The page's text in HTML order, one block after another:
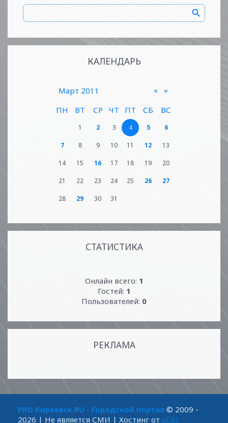
КАЛЕНДАРЬ
«
Март 2011
»
ПН
ВТ СР ЧТ ПТ СБ ВС
1 2 3 4 5 6
7 8 9 10 11 12 13
14 15 16 17 18 19 20
21 22 23 24 25 26 27
28 29 30 31
СТАТИСТИКА
Онлайн всего: 1
Гостей: 1
Пользователей: 0
РЕКЛАМА
PRO Киреевск.RU - Городской портал © 2009 -
2026 | Не является СМИ | Хостинг от uCoz